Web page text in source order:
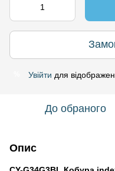
Увійти для
До обраного
Опис